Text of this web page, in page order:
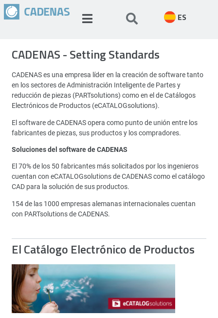
ES
CADENAS - Setting Standards
CADENAS es una empresa líder en la creación de software tanto
en los sectores de Administración Inteligente de Partes y
reducción de piezas (PARTsolutions) como en el de Catálogos
Electrónicos de Productos (eCATALOGsolutions).
El software de CADENAS opera como punto de unión entre los
fabricantes de piezas, sus productos y los compradores.
Soluciones del software de CADENAS
El 70% de los 50 fabricantes más solicitados por los ingenieros
cuentan con eCATALOGsolutions de CADENAS como el catálogo
CAD para la solución de sus productos.
154 de las 1000 empresas alemanas internacionales cuentan
con PARTsolutions de CADENAS.
El Catálogo Electrónico de Productos